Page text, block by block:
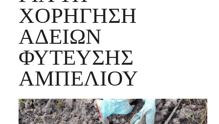
ΧΟΡΉΓΗΣΗ
ΑΔΕΙΏΝ
ΦΎΤΕΥΣΗΣ
ΑΜΠΕΛΙΟΎ